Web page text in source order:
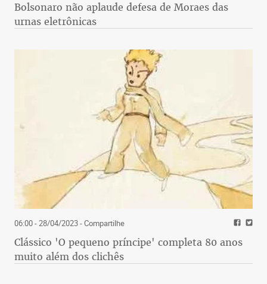
Bolsonaro não aplaude defesa de Moraes das
urnas eletrônicas
06:00 - 28/04/2023- Compartilhe
Clássico 'O pequeno príncipe' completa 80 anos
muito além dos clichês